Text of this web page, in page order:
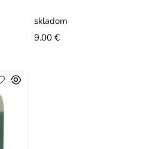
odstraňovač
skladom
9.00 €